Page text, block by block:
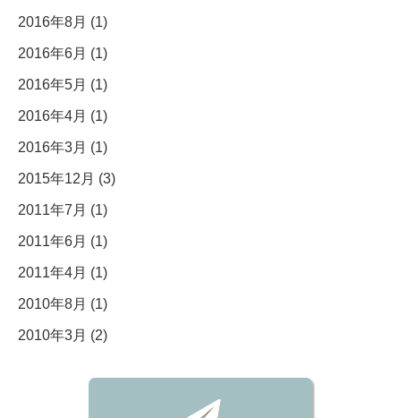
2016年8月 (1)
2016年6月 (1)
2016年5月 (1)
2016年4月 (1)
2016年3月 (1)
2015年12月 (3)
2011年7月 (1)
2011年6月 (1)
2011年4月 (1)
2010年8月 (1)
2010年3月 (2)